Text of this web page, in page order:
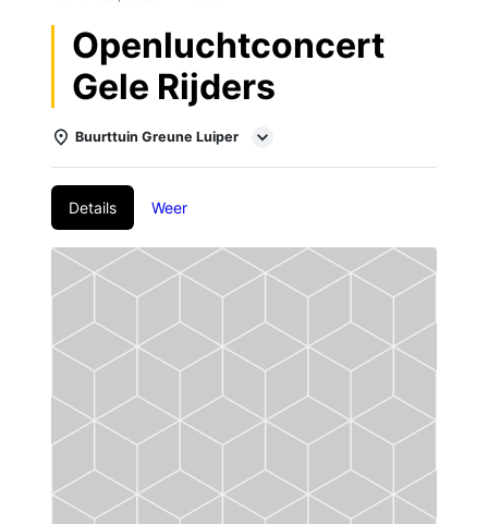
Openluchtconcert
Gele Rijders
Buurttuin Greune Luiper
Details Weer